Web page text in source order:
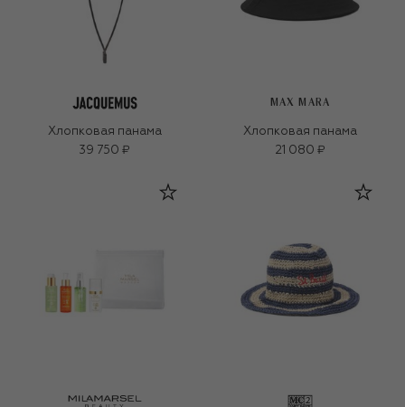
Хлопковая панама
39 750 ₽
MAX MARA
Хлопковая панама
21 080 ₽